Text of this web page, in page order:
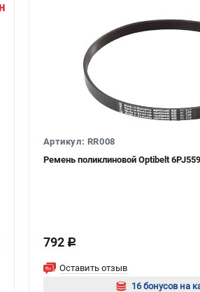
Артикул: RR008
Ремень поликлиновой Optibelt
792 c
Оставить отзыв
16 бонусов на